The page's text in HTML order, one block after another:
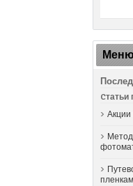
Меню
Cтатьи
Акции
пленкам